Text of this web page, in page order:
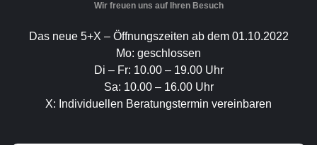
Wir freuen uns auf Ihren Besuch
Das neue 5+X – Öffnungszeiten ab dem 01.10.2022
Mo: geschlossen
Di – Fr: 10.00 – 19.00 Uhr
Sa: 10.00 – 16.00 Uhr
X: Individuellen Beratungstermin vereinbaren